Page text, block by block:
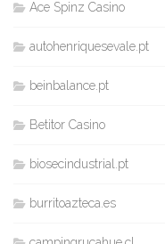
Ace Spinz Casino
autohenriquesevale.pt
beinbalance.pt
Betitor Casino
biosecindustrial.pt
burritoazteca.es